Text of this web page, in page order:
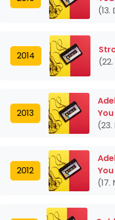
2014
2013
You
2012
You
(17.